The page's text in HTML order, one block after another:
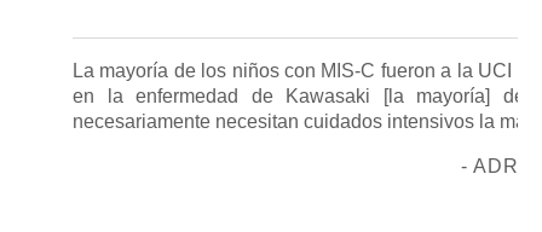
La mayoría de los niños con MIS-C fueron a la UCI
en la enfermedad de Kawasaki [la mayoría]
necesariamente necesitan cuidados intensivos la
-